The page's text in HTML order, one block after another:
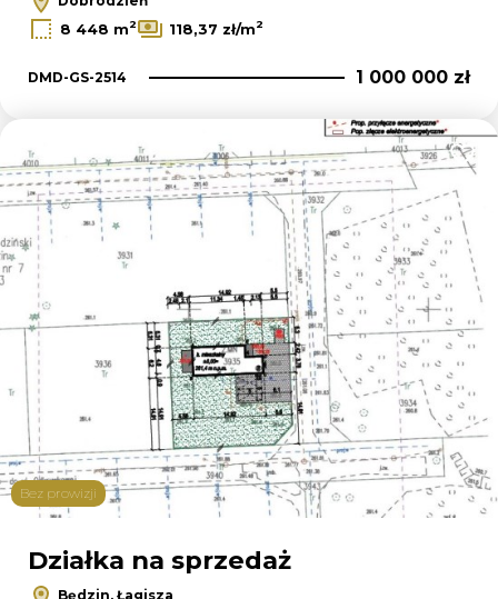
8 448 m2 118,37 zł/m2
DMD-GS-2514 1 000 000 zł
Bez prowizji
Działka na sprzedaż
Będzin, Łagisza